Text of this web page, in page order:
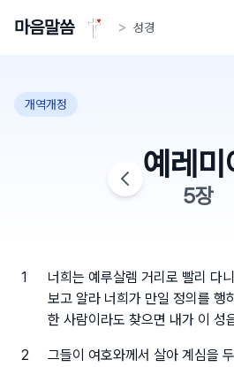
마음말씀 > 성경
개역개정
예레미
5장
1
너희는 예루살렘 거리로 빨리 다
보고 알라 너희가 만일 정의를 행
한 사람이라도 찾으면 내가 이 성
2
그들이 여호와께서 살아 계심을